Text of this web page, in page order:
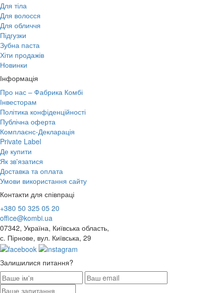
Для тіла
Для волосся
Для обличчя
Підгузки
Зубна паста
Хіти продажів
Новинки
Інформація
Про нас – Фабрика Комбі
Інвесторам
Політика конфіденційності
Публічна оферта
Комплаєнс-Декларація
Private Label
Де купити
Як зв'язатися
Доставка та оплата
Умови використання сайту
Контакти для співпраці
+380 50 325 05 20
office@kombi.ua
07342, Україна, Київська область,
с. Пірнове, вул. Київська, 29
Залишилися питання?